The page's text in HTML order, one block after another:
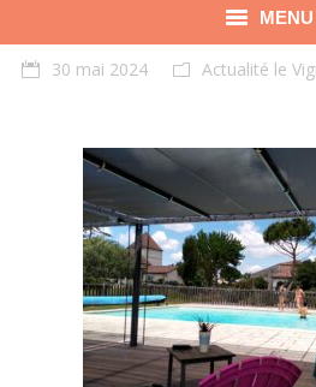
MENU
PRÉSENTATION
CHAMBRE D’HÔTES
ACTIVITÉS
ÉVÉNEMENTIEL
COMMENT VENIR ?
30 mai 2024 Actualité le